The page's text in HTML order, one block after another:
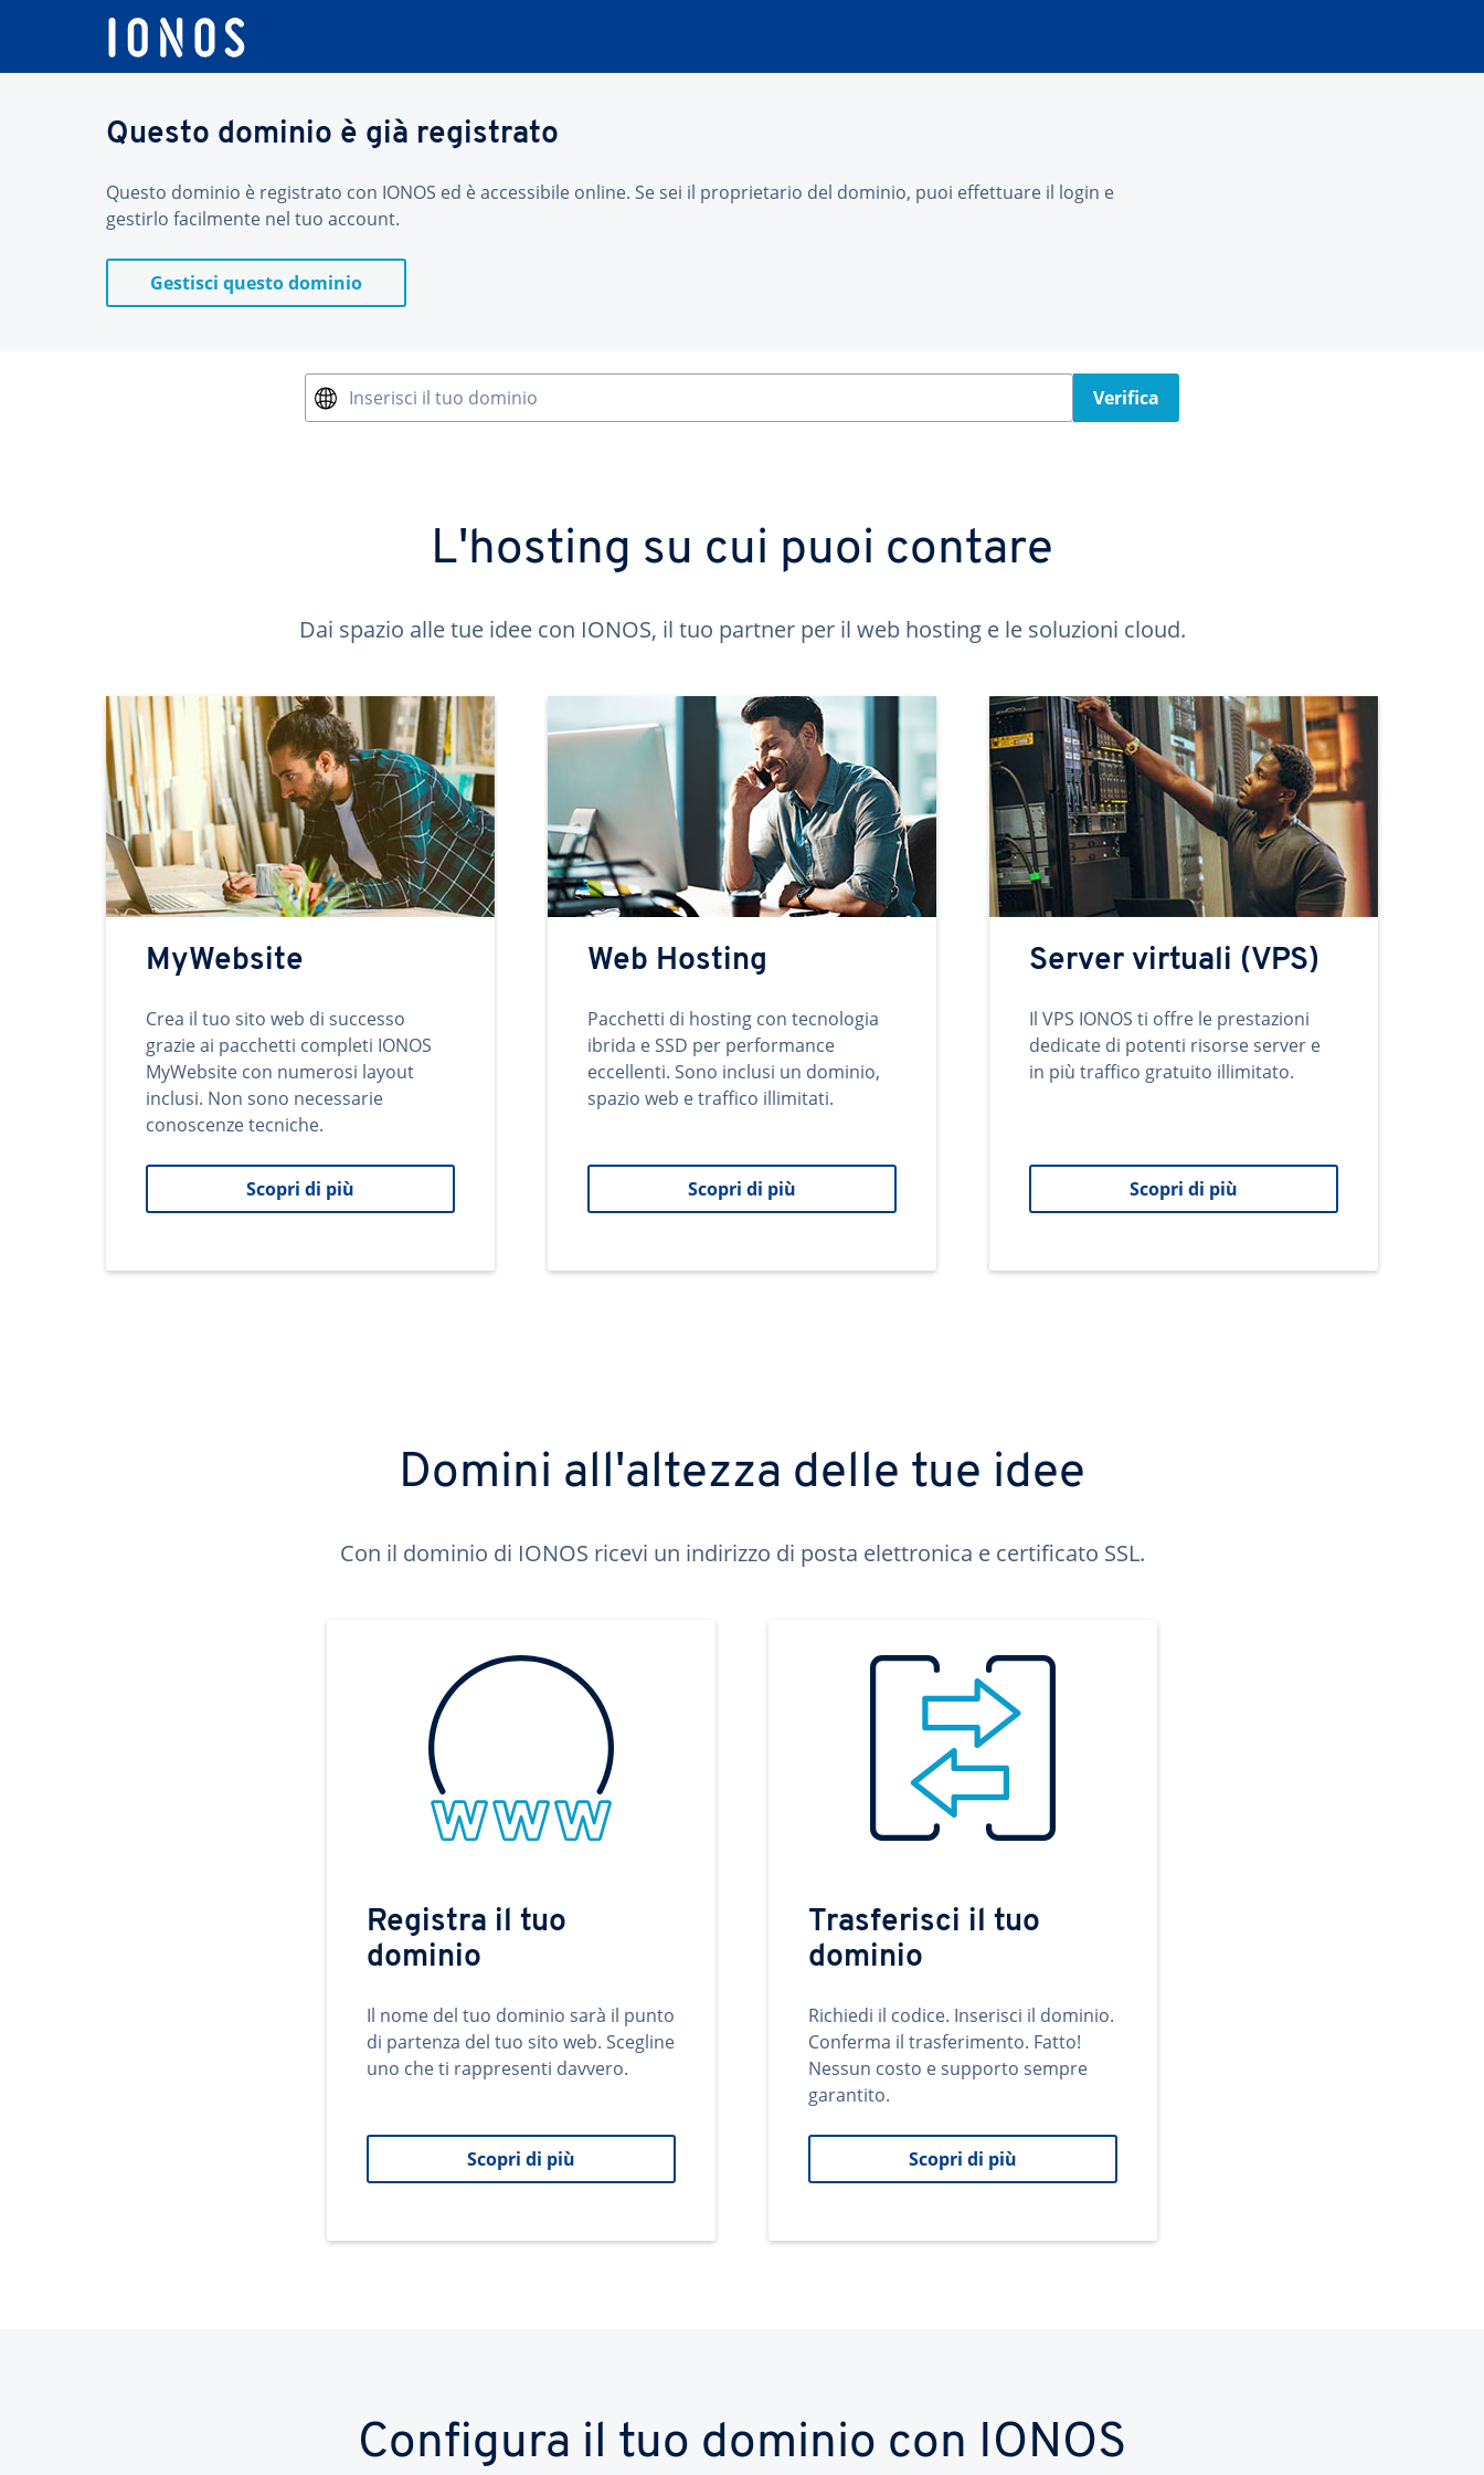
Questo dominio è già registrato
Questo dominio è registrato con IONOS ed è accessibile online. Se sei il proprietario del dominio, puoi effettuare il login e
gestirlo facilmente nel tuo account.
Gestisci questo dominio
Inserisci il tuo dominio Verifica
L'hosting su cui puoi contare
Dai spazio alle tue idee con IONOS, il tuo partner per il web hosting e le soluzioni cloud.
MyWebsite
Crea il tuo sito web di successo
grazie ai pacchetti completi IONOS
MyWebsite con numerosi layout
inclusi. Non sono necessarie
conoscenze tecniche.
Scopri di più
Web Hosting
Pacchetti di hosting con tecnologia
ibrida e SSD per performance
eccellenti. Sono inclusi un dominio,
spazio web e traffico illimitati.
Scopri di più
Server virtuali (VPS)
Il VPS IONOS ti offre le prestazioni
dedicate di potenti risorse server e
in più traffico gratuito illimitato.
Scopri di più
Domini all'altezza delle tue idee
Con il dominio di IONOS ricevi un indirizzo di posta elettronica e certificato SSL.
Registra il tuo
dominio
Il nome del tuo dominio sarà il punto
di partenza del tuo sito web. Scegline
uno che ti rappresenti davvero.
Scopri di più
Trasferisci il tuo
dominio
Richiedi il codice. Inserisci il dominio.
Conferma il trasferimento. Fatto!
Nessun costo e supporto sempre
garantito.
Scopri di più
Configura il tuo dominio con IONOS